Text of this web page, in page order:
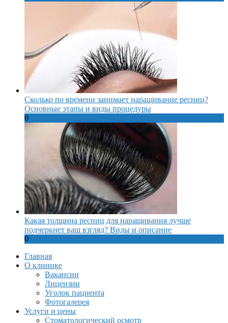
Сколько по времени занимает наращивание ресниц?
Основные этапы и виды процедуры
0
Какая толщина ресниц для наращивания лучше
подчеркнет ваш взгляд? Виды и описание
0
Главная
О клинике
Вакансии
Лицензии
Уголок пациента
Фотогалерея
Услуги и цены
Стоматологический осмотр